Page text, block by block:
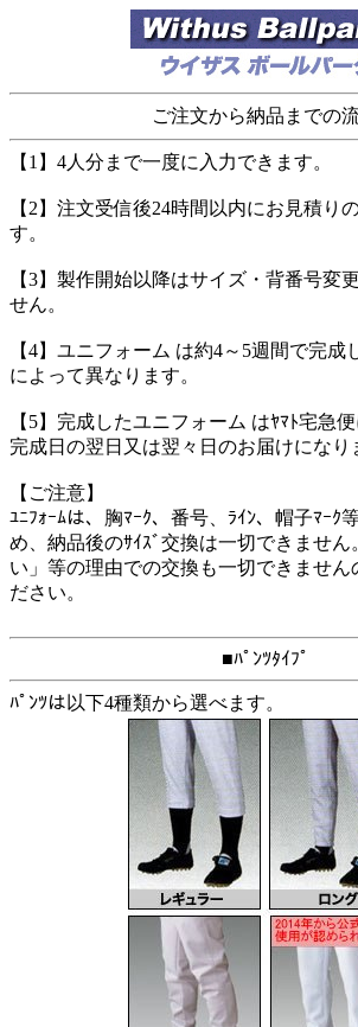
ご注文から納品までの
【1】4人分まで一度に入力できます。
【2】注文受信後24時間以内にお見積り
す。
【3】製作開始以降はサイズ・背番号変
せん。
【4】ユニフォーム は約4～5週間で完成
によって異なります。
【5】完成したユニフォーム はﾔﾏﾄ宅急
完成日の翌日又は翌々日のお届けになり
【ご注意】
ﾕﾆﾌｫｰﾑは、胸ﾏｰｸ、番号、ﾗｲﾝ、帽子ﾏｰｸ
め、納品後のｻｲｽﾞ交換は一切できません
い」等の理由での交換も一切できません
ださい。
■ﾊﾟﾝﾂﾀｲﾌﾟ
ﾊﾟﾝﾂは以下4種類から選べます。